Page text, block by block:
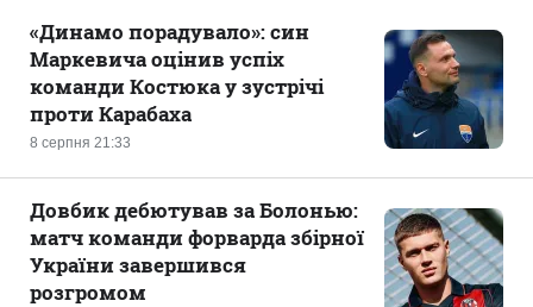
8 серпня 21:33
«Динамо порадувало»: син
Маркевича оцінив успіх
команди Костюка у зустрічі
проти Карабаха
Довбик дебютував за Болонью:
матч команди форварда збірної
України завершився
розгромом